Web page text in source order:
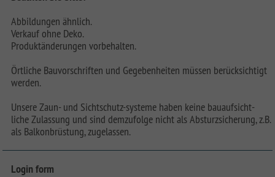
Abbildungen ähnlich.
Verkauf ohne Deko.
Produktänderungen vorbehalten.
Örtliche Bauvorschriften und Gegebenheiten müssen berücksichtigt
werden.
Unsere Zaun- und Sichtschutz-systeme haben keine bauaufsicht-
liche Zulassung und sind demzufolge nicht als Absturzsicherung, z.B.
als Balkonbrüstung, zugelassen.
Login form